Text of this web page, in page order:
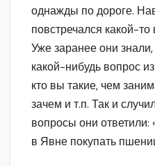
однажды по дороге.
повстречался какой-
Уже заранее они
какой-нибудь вопрос
кто вы такие, чем
зачем и т.п. Так и
вопросы они
в Явне покупать